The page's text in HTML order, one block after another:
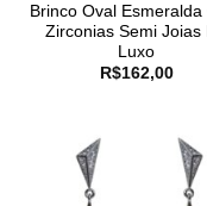
Brinco Oval Esmeralda
Zirconias Semi Joias
Luxo
R$162,00